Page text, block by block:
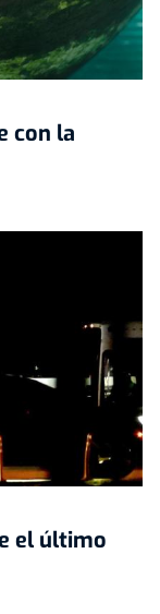
con la
el último